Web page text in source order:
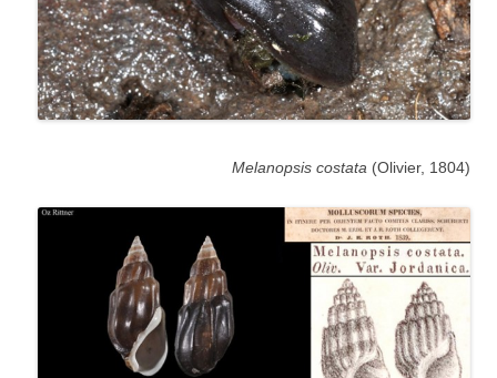
Melanopsis costata (Olivier, 1804)